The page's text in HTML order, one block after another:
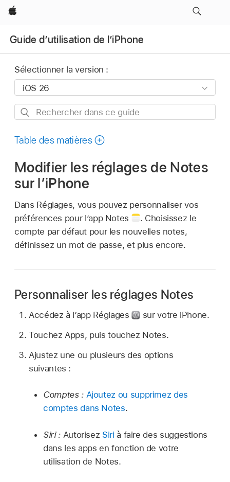
Apple
Guide d’utilisation de l’iPhone
Sélectionner la version :
Rechercher
ce
Table des matières
Modifier les réglages de Notes
sur l’iPhone
Dans Réglages, vous pouvez personnaliser vos
préférences pour l’app Notes
. Choisissez le
compte par défaut pour les nouvelles notes,
définissez un mot de passe, et plus encore.
Personnaliser les réglages Notes
Accédez à l’app Réglages
sur votre iPhone.
Touchez Apps, puis touchez Notes.
Ajustez une ou plusieurs des options
suivantes :
Comptes : Ajoutez ou supprimez des
comptes dans Notes.
Siri :Autorisez Siri à faire des suggestions
dans les apps en fonction de votre
utilisation de Notes.